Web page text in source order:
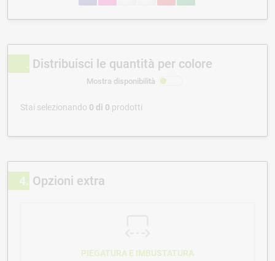
Distribuisci le quantità per colore
Mostra disponibilità
Stai selezionando 0 di 0 prodotti
4 Opzioni extra
PIEGATURA E IMBUSTATURA